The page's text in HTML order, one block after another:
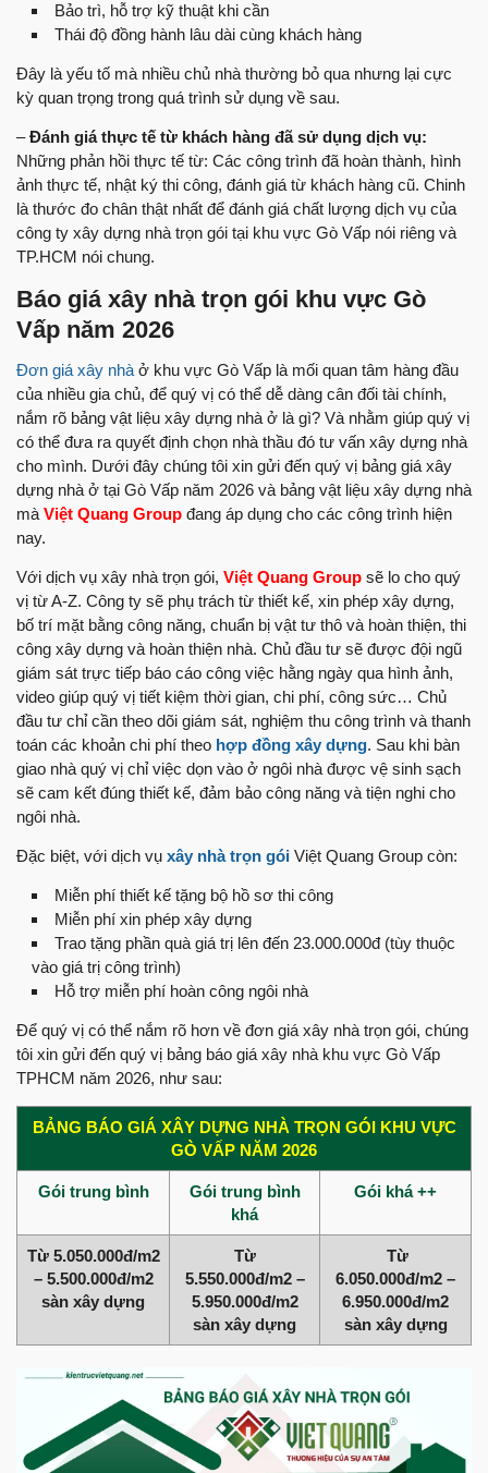
Bảo trì, hỗ trợ kỹ thuật khi cần
Thái độ đồng hành lâu dài cùng khách hàng
Đây là yếu tố mà nhiều chủ nhà thường bỏ qua nhưng lại cực
kỳ quan trọng trong quá trình sử dụng về sau.
–Đánh giá thực tế từ khách hàng đã sử dụng dịch vụ:
Những phản hồi thực tế từ: Các công trình đã hoàn thành, hình
ảnh thực tế, nhật ký thi công, đánh giá từ khách hàng cũ. Chinh
là thước đo chân thật nhất để đánh giá chất lượng dịch vụ của
công ty xây dựng nhà trọn gói tại khu vực Gò Vấp nói riêng và
TP.HCM nói chung.
Báo giá xây nhà trọn gói khu vực Gò
Vấp năm 2026
Đơn giá xây nhà ở khu vực Gò Vấp là mối quan tâm hàng đầu
của nhiều gia chủ, để quý vị có thể dễ dàng cân đối tài chính,
nắm rõ bảng vật liệu xây dựng nhà ở là gì? Và nhằm giúp quý vị
có thể đưa ra quyết định chọn nhà thầu đó tư vấn xây dựng nhà
cho mình. Dưới đây chúng tôi xin gửi đến quý vị bảng giá xây
dựng nhà ở tại Gò Vấp năm 2026 và bảng vật liệu xây dựng nhà
mà Việt Quang Group đang áp dụng cho các công trình hiện
nay.
Với dịch vụ xây nhà trọn gói, Việt Quang Group sẽ lo cho quý
vị từ A-Z. Công ty sẽ phụ trách từ thiết kế, xin phép xây dựng,
bố trí mặt bằng công năng, chuẩn bị vật tư thô và hoàn thiện, thi
công xây dựng và hoàn thiện nhà. Chủ đầu tư sẽ được đội ngũ
giám sát trực tiếp báo cáo công việc hằng ngày qua hình ảnh,
video giúp quý vị tiết kiệm thời gian, chi phí, công sức… Chủ
đầu tư chỉ cần theo dõi giám sát, nghiệm thu công trình và thanh
toán các khoản chi phí theo hợp đồng xây dựng. Sau khi bàn
giao nhà quý vị chỉ việc dọn vào ở ngôi nhà được vệ sinh sạch
sẽ cam kết đúng thiết kế, đảm bảo công năng và tiện nghi cho
ngôi nhà.
Đặc biệt, với dịch vụ xây nhà trọn gói Việt Quang Group còn:
Miễn phí thiết kế tặng bộ hồ sơ thi công
Miễn phí xin phép xây dựng
Trao tặng phần quà giá trị lên đến 23.000.000đ (tùy thuộc
vào giá trị công trình)
Hỗ trợ miễn phí hoàn công ngôi nhà
Để quý vị có thể nắm rõ hơn về đơn giá xây nhà trọn gói, chúng
tôi xin gửi đến quý vị bảng báo giá xây nhà khu vực Gò Vấp
TPHCM năm 2026, như sau:
BẢNG BÁO GIÁ XÂY DỰNG NHÀ TRỌN GÓI KHU VỰC
GÒ VẤP NĂM 2026
Gói trung bình
Gói trung bình
khá
Gói khá ++
Từ 5.050.000đ/m2
– 5.500.000đ/m2
sàn xây dựng
Từ
5.550.000đ/m2 –
5.950.000đ/m2
sàn xây dựng
Từ
6.050.000đ/m2 –
6.950.000đ/m2
sàn xây dựng